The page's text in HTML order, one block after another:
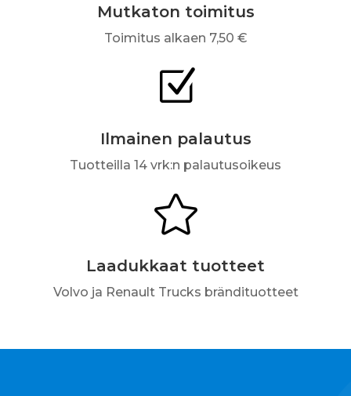
Mutkaton toimitus
Toimitus alkaen 7,50 €
Z
Ilmainen palautus
Tuotteilla 14 vrk:n palautusoikeus

Laadukkaat tuotteet
Volvo ja Renault Trucks brändituotteet